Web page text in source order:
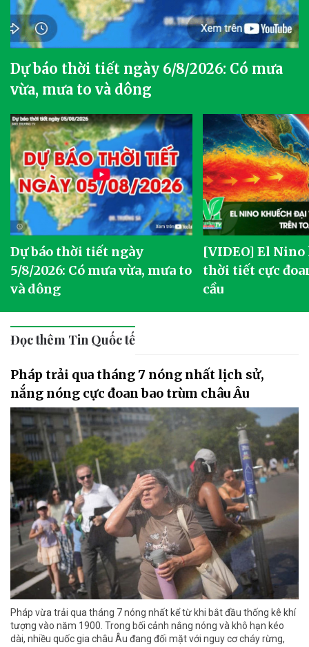
Dự báo thời tiết ngày 6/8/2026: Có mưa
vừa, mưa to và dông
Dự báo thời tiết ngày
5/8/2026: Có mưa vừa, mưa to
và dông
[VIDEO] El
thời tiết cực
cầu
Đọc thêm Tin Quốc tế
Pháp trải qua tháng 7 nóng nhất lịch sử,
nắng nóng cực đoan bao trùm châu Âu
Pháp vừa trải qua tháng 7 nóng nhất kể từ khi bắt đầu thống kê khí
tượng vào năm 1900. Trong bối cảnh nắng nóng và khô hạn kéo
dài, nhiều quốc gia châu Âu đang đối mặt với nguy cơ cháy rừng,